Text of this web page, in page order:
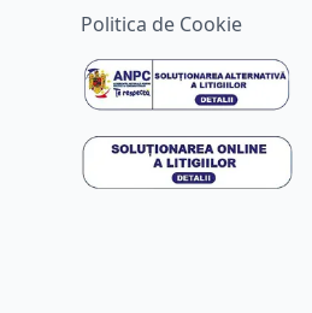
Politica de Cookie